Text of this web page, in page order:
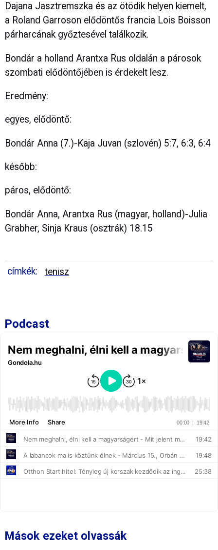
Dajana Jasztremszka és az ötödik helyen kiemelt,
a Roland Garroson elődöntős francia Lois Boisson
párharcának győztesével találkozik.
Bondár a holland Arantxa Rus oldalán a párosok
szombati elődöntőjében is érdekelt lesz.
Eredmény:
egyes, elődöntő:
Bondár Anna (7.)-Kaja Juvan (szlovén) 5:7, 6:3, 6:4
később:
páros, elődöntő:
Bondár Anna, Arantxa Rus (magyar, holland)-Julia
Grabher, Sinja Kraus (osztrák) 18.15
címkék: tenisz
Podcast
Mások ezeket olvassák